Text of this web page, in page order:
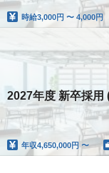
時給3,000円 〜 4,000円
2027年度 新卒採用
年収4,650,000円 〜